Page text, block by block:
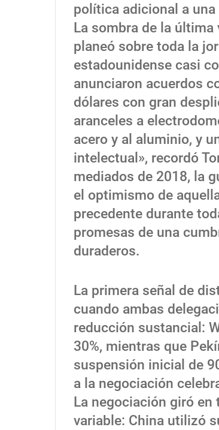
política adicional a
La sombra de la
planeó sobre toda la
estadounidense casi
anunciaron acuerdos
dólares con gran
aranceles a
acero y al aluminio, y
intelectual», recordó
mediados de 2018, la
el optimismo de
precedente durante
promesas de una
duraderos.
La primera señal de
cuando ambas
reducción sustancial:
30%, mientras que
suspensión inicial de
a la negociación
La negociación giró
variable: China utilizó